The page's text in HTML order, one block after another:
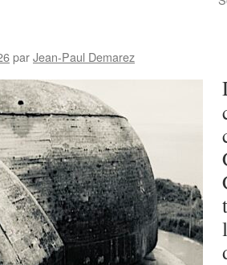
parJean-Paul Demarez